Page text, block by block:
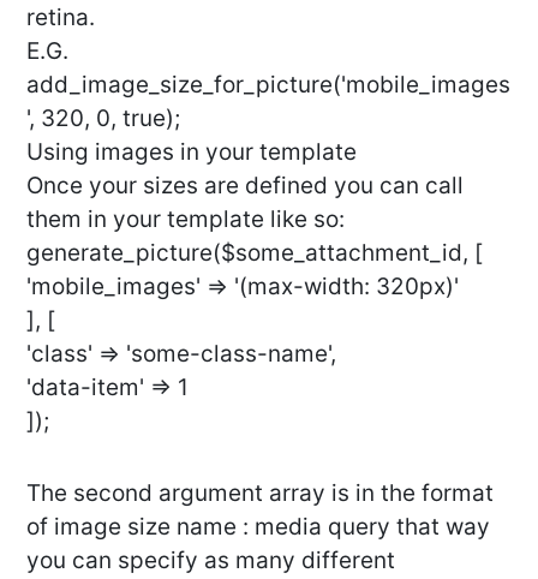
retina.
E.G.
add_image_size_for_picture('mobile_images
', 320, 0, true);
Using images in your template
Once your sizes are defined you can call
them in your template like so:
generate_picture($some_attachment_id, [
'mobile_images' => '(max-width: 320px)'
], [
'class' => 'some-class-name',
'data-item' => 1
]);
The second argument array is in the format
of image size name : media query that way
you can specify as many different